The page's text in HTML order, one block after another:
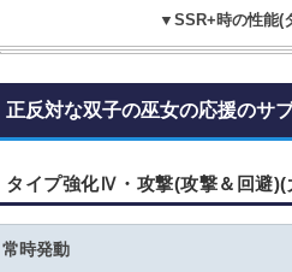
▼SSR+時の性能(
正反対な双子の巫女の応援のサ
タイプ強化Ⅳ・攻撃(攻撃＆回避)(
常時発動